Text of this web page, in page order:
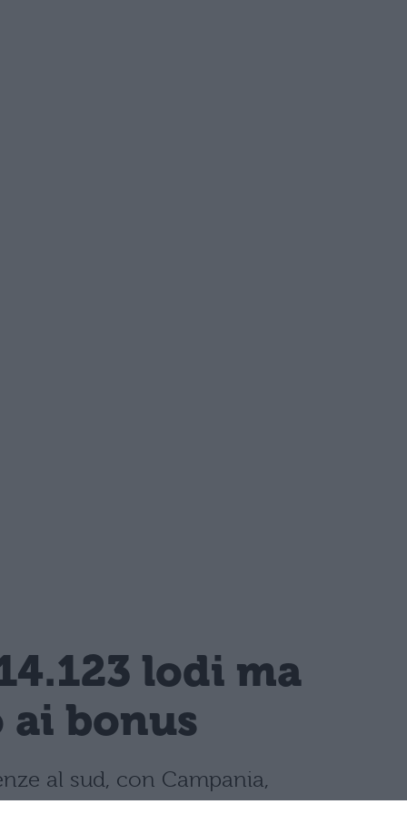
lodi ma
ai bonus
al sud, con Campania,